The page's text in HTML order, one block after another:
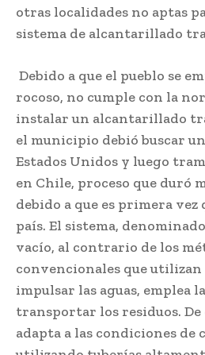
otras localidades no aptas
sistema de alcantarillado
Debido a que el pueblo se
rocoso, no cumple con la
instalar un alcantarillado
el municipio debió buscar
Estados Unidos y luego
en Chile, proceso que duró
debido a que es primera vez
país. El sistema,
vacío, al contrario de los
convencionales que
impulsar las aguas, emplea
transportar los residuos. De
adapta a las condiciones de